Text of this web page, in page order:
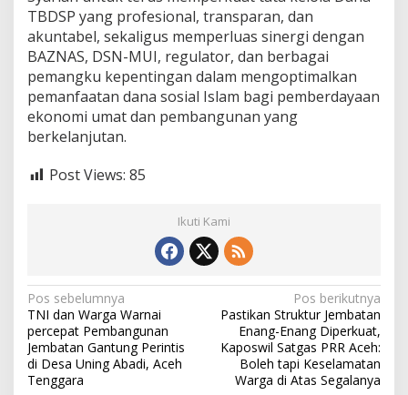
TBDSP yang profesional, transparan, dan
akuntabel, sekaligus memperluas sinergi dengan
BAZNAS, DSN-MUI, regulator, dan berbagai
pemangku kepentingan dalam mengoptimalkan
pemanfaatan dana sosial Islam bagi pemberdayaan
ekonomi umat dan pembangunan yang
berkelanjutan.
Post Views: 85
Ikuti Kami
N
a
v
i
Pos sebelumnya
TNI dan Warga Warnai
percepat Pembangunan
Jembatan Gantung Perintis
di Desa Uning Abadi, Aceh
Tenggara
Pos berikutnya
Pastikan Struktur Jembatan
Enang-Enang Diperkuat,
Kaposwil Satgas PRR Aceh:
Boleh tapi Keselamatan
Warga di Atas Segalanya